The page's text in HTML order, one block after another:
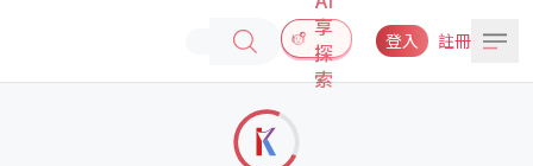
享
探
索
登入 註冊